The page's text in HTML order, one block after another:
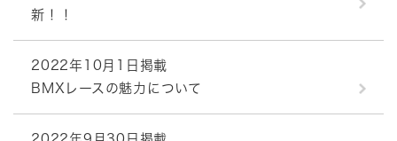
新！！
2022年10月1日掲載
BMXレースの魅力について